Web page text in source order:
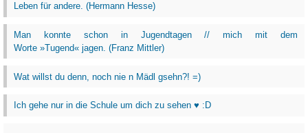
Leben für andere. (Hermann Hesse)
Man konnte schon in Jugendtagen // mich mit dem
Worte »Tugend« jagen. (Franz Mittler)
Wat willst du denn, noch nie n Mädl gsehn?! =)
Ich gehe nur in die Schule um dich zu sehen ♥ :D